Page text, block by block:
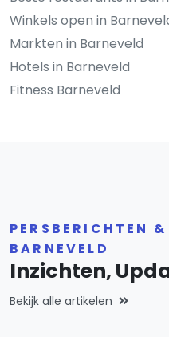
Winkels open in
Markten in Barneveld
Hotels in Barneveld
Fitness Barneveld
PERSBERICHTEN
BARNEVELD
Inzichten,
Bekijk alle artikelen